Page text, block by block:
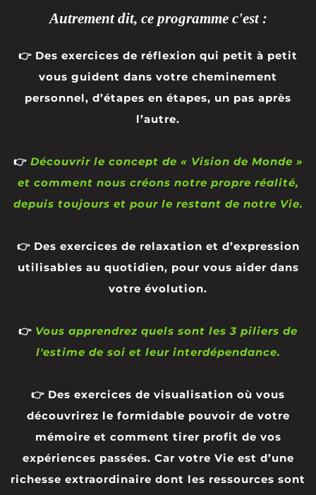
Autrement dit, ce programme c'est :
👉 Des exercices de réflexion qui petit à petit
vous guident dans votre cheminement
personnel, d’étapes en étapes, un pas après
l’autre.
👉 Découvrir le concept de « Vision de Monde »
et comment nous créons notre propre réalité,
depuis toujours et pour le restant de notre Vie.
👉 Des exercices de relaxation et d’expression
utilisables au quotidien, pour vous aider dans
votre évolution.
👉 Vous apprendrez quels sont les 3 piliers de
l'estime de soi et leur interdépendance.
👉 Des exercices de visualisation où vous
découvrirez le formidable pouvoir de votre
mémoire et comment tirer profit de vos
expériences passées. Car votre Vie est d’une
richesse extraordinaire dont les ressources sont